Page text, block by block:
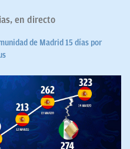
en directo
de Madrid 15 días por